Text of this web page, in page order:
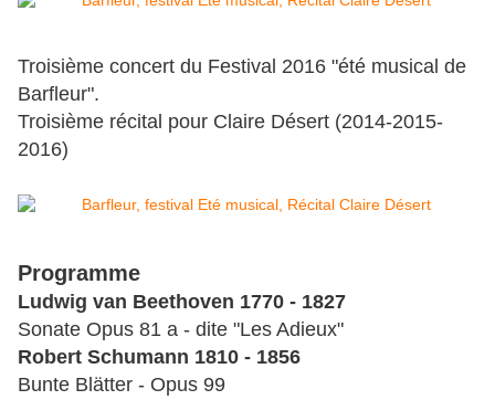
Troisième concert du Festival 2016 "été musical de
Barfleur".
Troisième récital pour Claire Désert (2014-2015-
2016)
Programme
Ludwig van Beethoven 1770 - 1827
Sonate Opus 81 a - dite "Les Adieux"
Robert Schumann 1810 - 1856
Bunte Blätter - Opus 99